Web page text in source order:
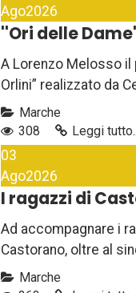
Ago2026
''Ori delle
A Lorenzo Melosso il
Orlini” realizzato da
Marche
308
Leggi
03
Ago2026
I ragazzi di
Ad accompagnare i
Castorano, oltre al
Marche